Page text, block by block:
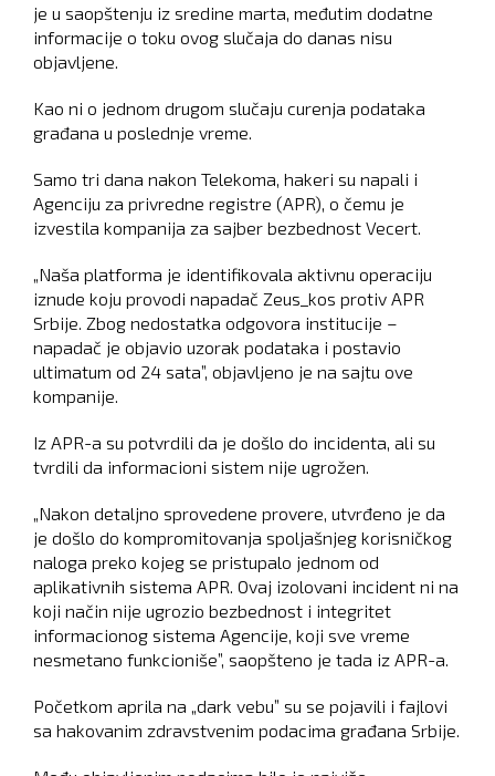
je u saopštenju iz sredine marta, međutim dodatne
informacije o toku ovog slučaja do danas nisu
objavljene.
Kao ni o jednom drugom slučaju curenja podataka
građana u poslednje vreme.
Samo tri dana nakon Telekoma, hakeri su napali i
Agenciju za privredne registre (APR), o čemu je
izvestila kompanija za sajber bezbednost Vecert.
„Naša platforma je identifikovala aktivnu operaciju
iznude koju provodi napadač Zeus_kos protiv APR
Srbije. Zbog nedostatka odgovora institucije –
napadač je objavio uzorak podataka i postavio
ultimatum od 24 sata”, objavljeno je na sajtu ove
kompanije.
Iz APR-a su potvrdili da je došlo do incidenta, ali su
tvrdili da informacioni sistem nije ugrožen.
„Nakon detaljno sprovedene provere, utvrđeno je da
je došlo do kompromitovanja spoljašnjeg korisničkog
naloga preko kojeg se pristupalo jednom od
aplikativnih sistema APR. Ovaj izolovani incident ni na
koji način nije ugrozio bezbednost i integritet
informacionog sistema Agencije, koji sve vreme
nesmetano funkcioniše”, saopšteno je tada iz APR-a.
Početkom aprila na „dark vebu” su se pojavili i fajlovi
sa hakovanim zdravstvenim podacima građana Srbije.